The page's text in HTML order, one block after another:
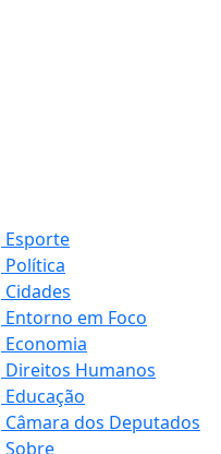
Esporte
Política
Cidades
Entorno em Foco
Economia
Direitos Humanos
Educação
Câmara dos Deputados
Sobre